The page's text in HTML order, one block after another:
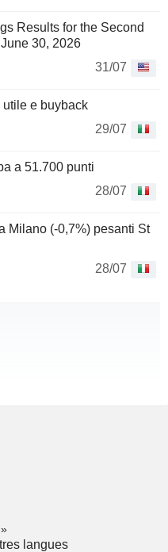
Results for the Second
30, 2026
31/07
e buyback
29/07
a 51.700 punti
28/07
Milano (-0,7%) pesanti St
28/07
langues